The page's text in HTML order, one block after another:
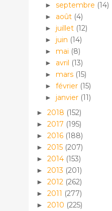
► septembre (14)
► août (4)
► juillet (12)
► juin (14)
► mai (8)
► avril (13)
► mars (15)
► février (15)
► janvier (11)
► 2018 (152)
► 2017 (195)
► 2016 (188)
► 2015 (207)
► 2014 (153)
► 2013 (201)
► 2012 (262)
► 2011 (277)
► 2010 (225)